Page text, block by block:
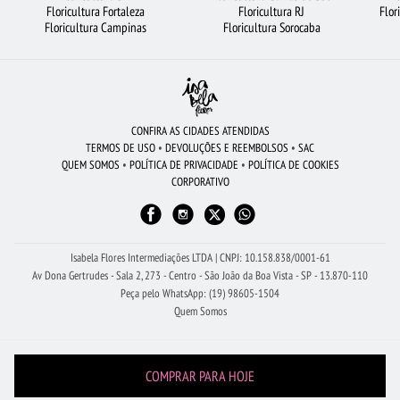
FLORES BRANCAS ROSAS VERMELHAS FLORICULTURA RIBEIRÃO PRETO
FLORICULTURA SÃO JOSÉ DOS CAMPOS
FLORICULTURA SÃO BERNARDO DO CAMPO
FLORICULTURA GUARULHOS BUQUÊS DE FLORES FLORICULTURA FORTALEZA
ROSAS AMARELAS
RAMALHETE DE FLORES
BUQUÊ DE 12 ROSAS VERMELHAS
Floricultura Fortaleza
Floricultura Campinas
Floricultura RJ
Floricultura Sorocaba
CONFIRA AS CIDADES ATENDIDAS
TERMOS DE USO • DEVOLUÇÕES E REEMBOLSOS • SAC
QUEM SOMOS • POLÍTICA DE PRIVACIDADE • POLÍTICA DE COOKIES
CORPORATIVO
Isabela Flores Intermediações LTDA | CNPJ: 10.158.838/0001-61
Av Dona Gertrudes - Sala 2, 273 - Centro - São João da Boa Vista - SP - 13.870-110
Peça pelo WhatsApp: (19) 98605-1504
Quem Somos
COMPRAR PARA HOJE